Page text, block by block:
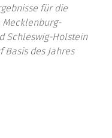
für die
Mecklenburg-
Schleswig-Holstein
des Jahres